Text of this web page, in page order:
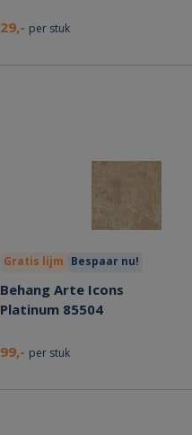
29,- per stuk
Gratis lijm Bespaar nu!
Behang Arte Icons
Platinum 85504
99,- per stuk